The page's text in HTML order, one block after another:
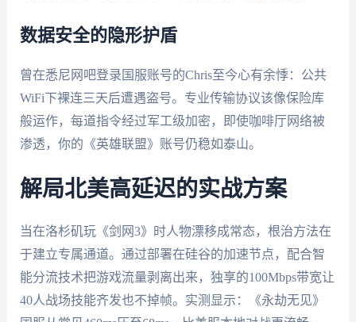
数据安全的隐形护盾
曾在悉尼网吧登录国服账号的Chris至今心有余悸：公共
WiFi下裸连三天后遭遇盗号。专业传输协议该像保险库
般运作，每道指令经过军工级加密，即使咖啡厅网络被
渗透，你的《英雄联盟》账号仍稳如泰山。
解局北美高延迟的实战方案
当在洛杉矶玩《剑网3》时人物漂移成常态，根治方法在
于建立专属通道。通过部署在硅谷的加速节点，配合智
能分流技术把游戏流量剥离出来，独享的100Mbps带宽让
40人战场技能齐发也不掉帧。实测显示：《永劫无见》